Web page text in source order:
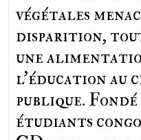
végétales
disparition,
une
l'éducation au
publique.
étudiants